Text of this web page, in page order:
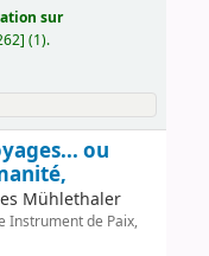
sur
(1).
ou
Mühlethaler
Instrument de Paix,